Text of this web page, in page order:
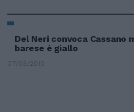
Del Neri convoca Cassano
barese è giallo
07/03/2010